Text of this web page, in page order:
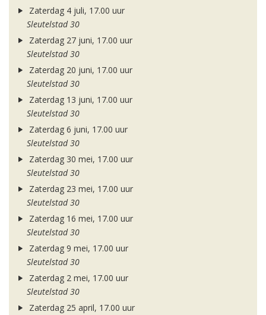
Zaterdag 4 juli, 17.00 uur
Sleutelstad 30
Zaterdag 27 juni, 17.00 uur
Sleutelstad 30
Zaterdag 20 juni, 17.00 uur
Sleutelstad 30
Zaterdag 13 juni, 17.00 uur
Sleutelstad 30
Zaterdag 6 juni, 17.00 uur
Sleutelstad 30
Zaterdag 30 mei, 17.00 uur
Sleutelstad 30
Zaterdag 23 mei, 17.00 uur
Sleutelstad 30
Zaterdag 16 mei, 17.00 uur
Sleutelstad 30
Zaterdag 9 mei, 17.00 uur
Sleutelstad 30
Zaterdag 2 mei, 17.00 uur
Sleutelstad 30
Zaterdag 25 april, 17.00 uur